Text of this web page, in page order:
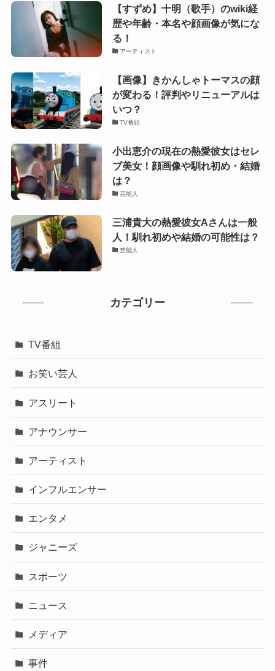
【すずめ】十明（歌手）のwiki経
歴や年齢・本名や顔画像が気にな
る！
アーティスト
【画像】きかんしゃトーマスの顔
が変わる！評判やリニューアルは
いつ？
TV番組
小出恵介の現在の熱愛彼女はセレ
ブ美女！顔画像や馴れ初め・結婚
は？
芸能人
三浦貴大の熱愛彼女Aさんは一般
人！馴れ初めや結婚の可能性は？
芸能人
カテゴリー
TV番組
お笑い芸人
アスリート
アナウンサー
アーティスト
インフルエンサー
エンタメ
ジャニーズ
スポーツ
ニュース
メディア
事件